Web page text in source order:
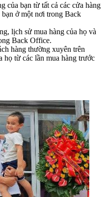
của bạn từ tất cả các cửa hàng
ở một nơi trong Back
lịch sử mua hàng của họ và
Back Office.
hàng thường xuyên trên
họ từ các lần mua hàng trước